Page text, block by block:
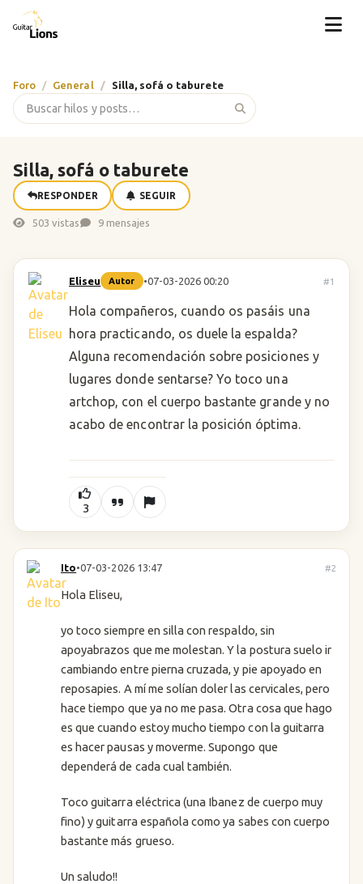
Foro General Silla, sofá o taburete
Silla, sofá o taburete
RESPONDER SEGUIR
503 vistas 9 mensajes
Eliseu Autor •07-03-2026 00:20 #1
Hola compañeros, cuando os pasáis una
hora practicando, os duele la espalda?
Alguna recomendación sobre posiciones y
lugares donde sentarse? Yo toco una
artchop, con el cuerpo bastante grande y no
acabo de encontrar la posición óptima.
3
Ito•07-03-2026 13:47 #2
Hola Eliseu,
yo toco siempre en silla con respaldo, sin
apoyabrazos que me molestan. Y la postura suelo ir
cambiando entre pierna cruzada, y pie apoyado en
reposapies. A mí me solían doler las cervicales, pero
hace tiempo que ya no me pasa. Otra cosa que hago
es que cuando estoy mucho tiempo con la guitarra
es hacer pausas y moverme. Supongo que
dependerá de cada cual también.
Toco guitarra eléctrica (una Ibanez de cuerpo muy
fino) y guitarra española como ya sabes con cuerpo
bastante más grueso.
Un saludo!!